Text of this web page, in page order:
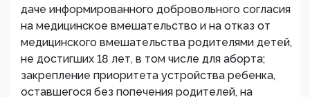
даче информированного добровольного согласия
на медицинское вмешательство и на отказ от
медицинского вмешательства родителями детей,
не достигших 18 лет, в том числе для аборта;
закрепление приоритета устройства ребенка,
оставшегося без попечения родителей, на